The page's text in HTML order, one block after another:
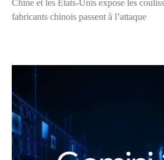
Chine et les États-Unis expose les
fabricants chinois passent à l’attaque